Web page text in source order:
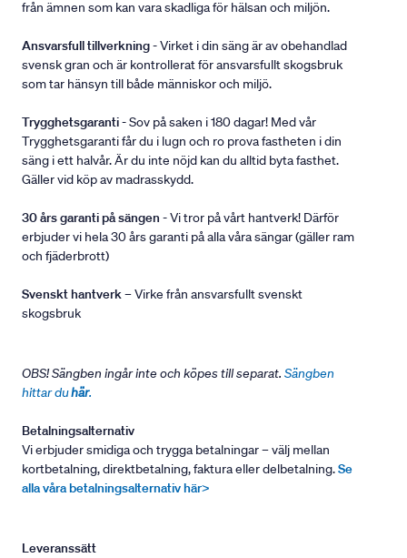
från ämnen som kan vara skadliga för hälsan och miljön.
Ansvarsfull tillverkning- Virket i din säng är av obehandlad
svensk gran och är kontrollerat för ansvarsfullt skogsbruk
som tar hänsyn till både människor och miljö.
Trygghetsgaranti- Sov på saken i 180 dagar! Med vår
Trygghetsgaranti får du i lugn och ro prova fastheten i din
säng i ett halvår. Är du inte nöjd kan du alltid byta fasthet.
Gäller vid köp av madrasskydd.
30 års garanti på sängen - Vi tror på vårt hantverk! Därför
erbjuder vi hela 30 års garanti på alla våra sängar (gäller ram
och fjäderbrott)
Svenskt hantverk– Virke från ansvarsfullt svenskt
skogsbruk
OBS! Sängben ingår inte och köpes till separat. Sängben
hittar duhär.
Betalningsalternativ
Vi erbjuder smidiga och trygga betalningar – välj mellan
kortbetalning, direktbetalning, faktura eller delbetalning.Se
alla våra betalningsalternativ här>
Leveranssätt